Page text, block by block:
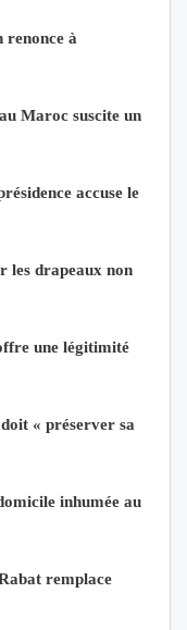
renonce à
Maroc suscite un
accuse le
les drapeaux non
une légitimité
« préserver sa
inhumée au
remplace